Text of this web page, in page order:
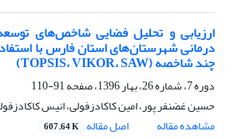
ارزیابی و تحلیل فضایی شاخص‌های
درمانی شهرستان‌های استان فارس با
چند شاخصه (TOPSIS، VIKOR، SAW)
دوره 7، شماره 26، بهار 1396، صفحه
91-110
حسین غضنفر پور، امین کاکادزفولی، انیس
مشاهده مقاله
اصل مقاله 607.64 K